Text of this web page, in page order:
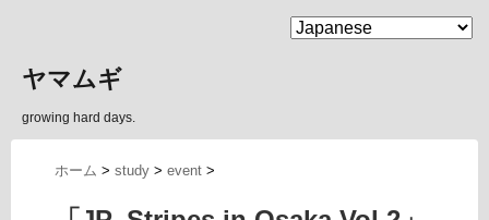
MENU
ヤマムギ
growing hard days.
ホーム > study > event >